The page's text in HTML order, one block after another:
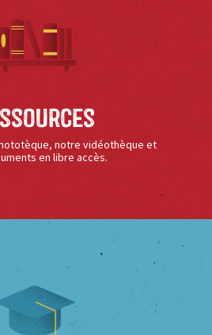
notre vidéothèque et
en libre accès.